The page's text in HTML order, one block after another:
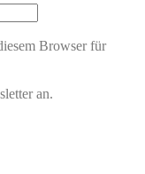
Browser für
an.